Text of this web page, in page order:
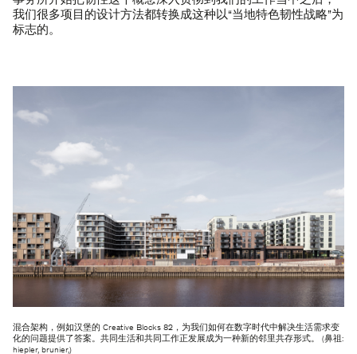
我们很多项目的设计方法都转换成这种以“当地特色韧性战略”为
标志的。
混合架构，例如汉堡的 Creative Blocks 82，为我们如何在数字时代中解决生活需求变
化的问题提供了答案。共同生活和共同工作正发展成为一种新的邻里共存形式。 (鼻祖:
hiepler, brunier,)